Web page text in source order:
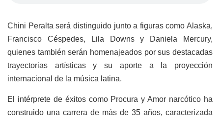
Chini Peralta será distinguido junto a figuras como Alaska,
Francisco Céspedes, Lila Downs y Daniela Mercury,
quienes también serán homenajeados por sus destacadas
trayectorias artísticas y su aporte a la proyección
internacional de la música latina.
El intérprete de éxitos como Procura y Amor narcótico ha
construido una carrera de más de 35 años, caracterizada